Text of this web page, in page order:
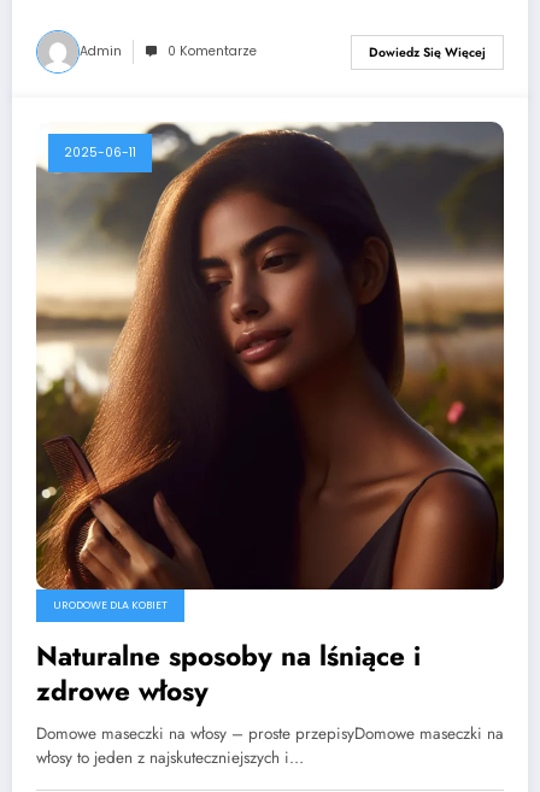
Admin 0 Komentarze Dowiedz Się Więcej
2025-06-11
URODOWE DLA KOBIET
Naturalne sposoby na lśniące i
zdrowe włosy
Domowe maseczki na włosy – proste przepisyDomowe maseczki na
włosy to jeden z najskuteczniejszych i…